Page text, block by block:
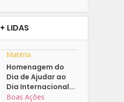
+ LIDAS
Matéria
Homenagem do
Dia de Ajudar ao
Dia Internacional...
Boas Ações